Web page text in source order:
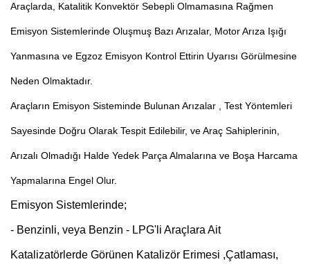
Araçlarda, Katalitik Konvektör Sebepli Olmamasına Rağmen
Emisyon Sistemlerinde Oluşmuş Bazı Arızalar, Motor Arıza Işığı
Yanmasına ve Egzoz Emisyon Kontrol Ettirin Uyarısı Görülmesine
Neden Olmaktadır.
Araçların Emisyon Sisteminde Bulunan Arızalar , Test Yöntemleri
Sayesinde Doğru Olarak Tespit Edilebilir, ve Araç Sahiplerinin,
Arızalı Olmadığı Halde Yedek Parça Almalarına ve Boşa Harcama
Yapmalarına Engel Olur.
Emisyon Sistemlerinde;
- Benzinli, veya Benzin - LPG'li Araçlara Ait
Katalizatörlerde Görünen Katalizör Erimesi ,Çatlaması,